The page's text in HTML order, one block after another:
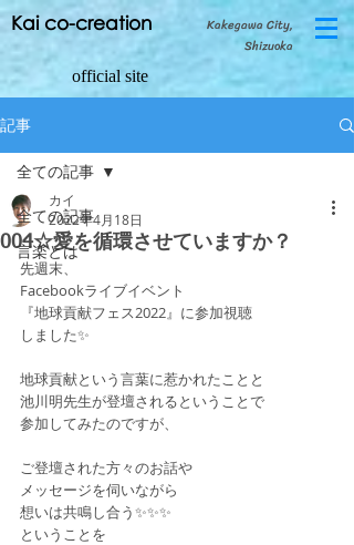
Kai co-creation
Kakegawa City,
Shizuoka
official site
記事
全ての記事
言楽とは
全ての記事
004☆愛を循環させていますか？
カイ
2022年4月18日
先週末、
Facebookライブイベント
『地球貢献フェス2022』に参加視聴
しました✨
地球貢献という言葉に惹かれたことと
池川明先生が登壇されるということで
参加してみたのですが、
ご登壇された方々のお話や
メッセージを伺いながら
想いは共鳴し合う✨✨✨
ということを